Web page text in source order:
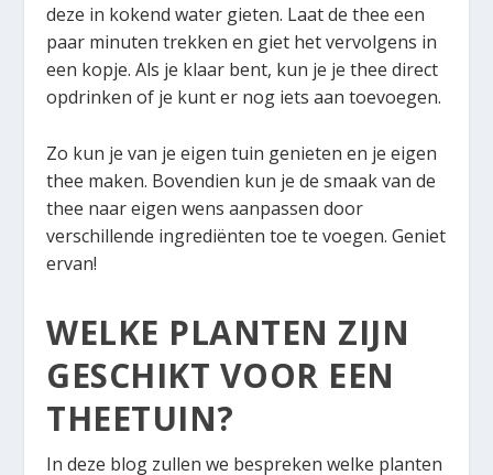
deze in kokend water gieten. Laat de thee een
paar minuten trekken en giet het vervolgens in
een kopje. Als je klaar bent, kun je je thee direct
opdrinken of je kunt er nog iets aan toevoegen.
Zo kun je van je eigen tuin genieten en je eigen
thee maken. Bovendien kun je de smaak van de
thee naar eigen wens aanpassen door
verschillende ingrediënten toe te voegen. Geniet
ervan!
WELKE PLANTEN ZIJN
GESCHIKT VOOR EEN
THEETUIN?
In deze blog zullen we bespreken welke planten